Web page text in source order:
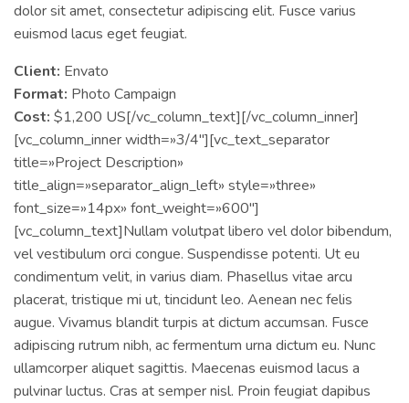
dolor sit amet, consectetur adipiscing elit. Fusce varius
euismod lacus eget feugiat.
Client: Envato
Format: Photo Campaign
Cost: $1,200 US[/vc_column_text][/vc_column_inner]
[vc_column_inner width=»3/4″][vc_text_separator
title=»Project Description»
title_align=»separator_align_left» style=»three»
font_size=»14px» font_weight=»600″]
[vc_column_text]Nullam volutpat libero vel dolor bibendum,
vel vestibulum orci congue. Suspendisse potenti. Ut eu
condimentum velit, in varius diam. Phasellus vitae arcu
placerat, tristique mi ut, tincidunt leo. Aenean nec felis
augue. Vivamus blandit turpis at dictum accumsan. Fusce
adipiscing rutrum nibh, ac fermentum urna dictum eu. Nunc
ullamcorper aliquet sagittis. Maecenas euismod lacus a
pulvinar luctus. Cras at semper nisl. Proin feugiat dapibus